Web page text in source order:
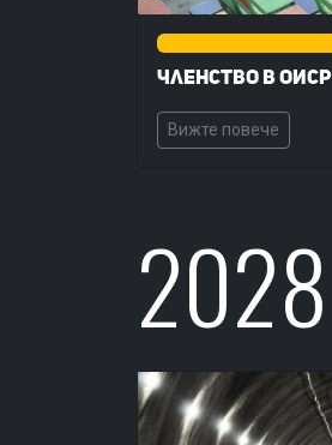
0%
Членство в ОИСР
Вижте повече
2028